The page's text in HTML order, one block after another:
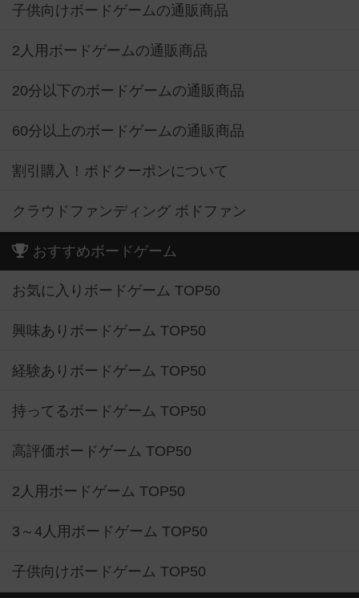
子供向けボードゲームの通販商品
2人用ボードゲームの通販商品
20分以下のボードゲームの通販商品
60分以上のボードゲームの通販商品
割引購入！ボドクーポンについて
クラウドファンディング ボドファン
おすすめボードゲーム
お気に入りボードゲーム TOP50
興味ありボードゲーム TOP50
経験ありボードゲーム TOP50
持ってるボードゲーム TOP50
高評価ボードゲーム TOP50
2人用ボードゲーム TOP50
3～4人用ボードゲーム TOP50
子供向けボードゲーム TOP50